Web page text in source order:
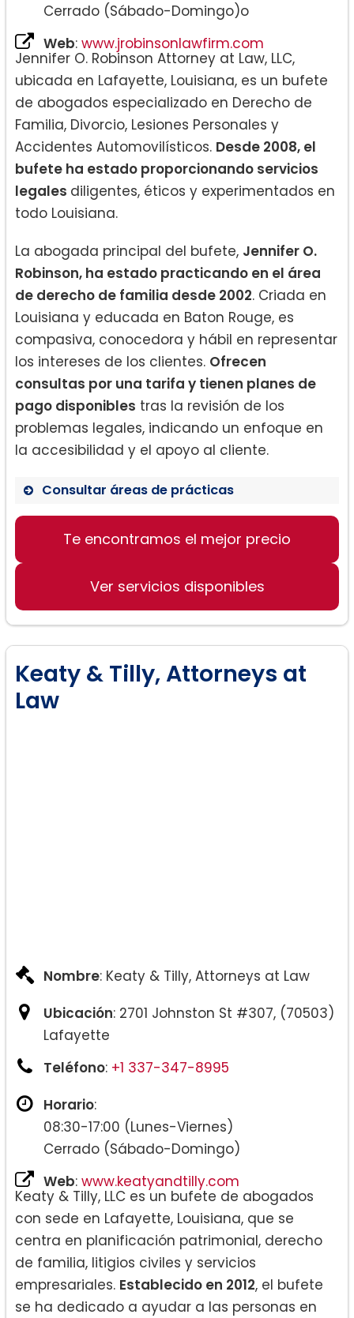
Cerrado (Sábado-Domingo)o
Web: www.jrobinsonlawfirm.com
Jennifer O. Robinson Attorney at Law, LLC,
ubicada en Lafayette, Louisiana, es un bufete
de abogados especializado en Derecho de
Familia, Divorcio, Lesiones Personales y
Accidentes Automovilísticos. Desde 2008, el
bufete ha estado proporcionando servicios
legales diligentes, éticos y experimentados en
todo Louisiana.
La abogada principal del bufete, Jennifer O.
Robinson, ha estado practicando en el área
de derecho de familia desde 2002. Criada en
Louisiana y educada en Baton Rouge, es
compasiva, conocedora y hábil en representar
los intereses de los clientes. Ofrecen
consultas por una tarifa y tienen planes de
pago disponibles tras la revisión de los
problemas legales, indicando un enfoque en
la accesibilidad y el apoyo al cliente.
Consultar áreas de prácticas
Derecho de Familia
Lesiones Personales
Accidentes Automovilísticos
Te encontramos el mejor precio
Ver servicios disponibles
Keaty & Tilly, Attorneys at
Law
Nombre: Keaty & Tilly, Attorneys at Law
Ubicación: 2701 Johnston St #307, (70503)
Lafayette
Teléfono: +1 337-347-8995
Horario:
08:30-17:00 (Lunes-Viernes)
Cerrado (Sábado-Domingo)
Web: www.keatyandtilly.com
Keaty & Tilly, LLC es un bufete de abogados
con sede en Lafayette, Louisiana, que se
centra en planificación patrimonial, derecho
de familia, litigios civiles y servicios
empresariales. Establecido en 2012, el bufete
se ha dedicado a ayudar a las personas en